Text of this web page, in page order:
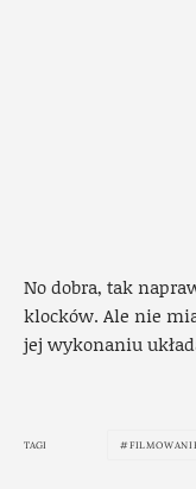
No dobra, tak
klocków. Ale nie
jej wykonaniu
TAGI